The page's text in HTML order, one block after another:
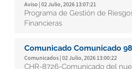
Aviso | 02 Julio, 2026 13:07:21
Programa de Gestión de
Financieras
Comunicado Comunicado
Comunicados | 02 Julio, 2026 13:00:22
CHR-8726-Comunicado del